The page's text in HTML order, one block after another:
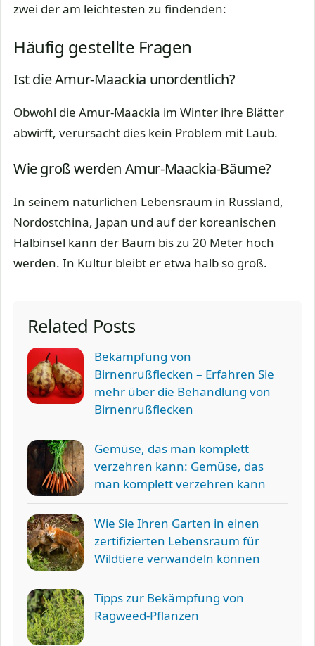
zwei der am leichtesten zu findenden:
Häufig gestellte Fragen
Ist die Amur-Maackia unordentlich?
Obwohl die Amur-Maackia im Winter ihre Blätter
abwirft, verursacht dies kein Problem mit Laub.
Wie groß werden Amur-Maackia-Bäume?
In seinem natürlichen Lebensraum in Russland,
Nordostchina, Japan und auf der koreanischen
Halbinsel kann der Baum bis zu 20 Meter hoch
werden. In Kultur bleibt er etwa halb so groß.
Related Posts
Bekämpfung von
Birnenrußflecken – Erfahren Sie
mehr über die Behandlung von
Birnenrußflecken
Gemüse, das man komplett
verzehren kann: Gemüse, das
man komplett verzehren kann
Wie Sie Ihren Garten in einen
zertifizierten Lebensraum für
Wildtiere verwandeln können
Tipps zur Bekämpfung von
Ragweed-Pflanzen